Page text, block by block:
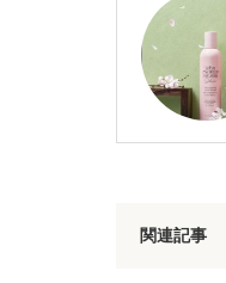
関連記事